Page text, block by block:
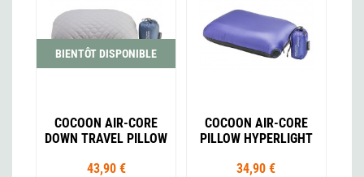
BIENTÔT DISPONIBLE
COCOON AIR-CORE
DOWN TRAVEL PILLOW
43,90 €
COCOON AIR-CORE
PILLOW HYPERLIGHT
34,90 €